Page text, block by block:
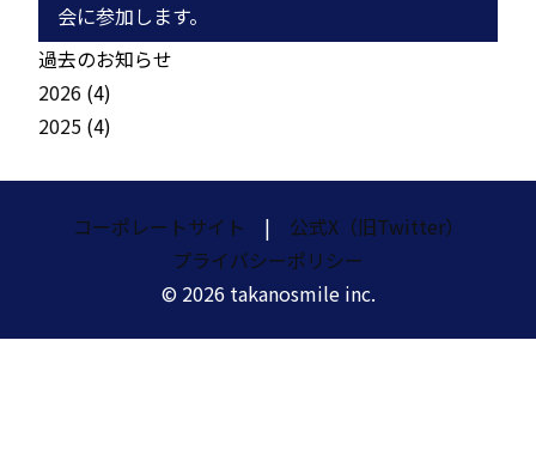
会に参加します。
過去のお知らせ
2026 (4)
2025 (4)
コーポレートサイト | 公式X（旧Twitter）
プライバシーポリシー
© 2026 takanosmile inc.